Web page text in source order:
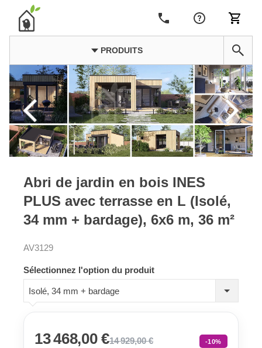
PRODUITS
Abri de jardin en bois INES
PLUS avec terrasse en L (Isolé,
34 mm + bardage), 6x6 m, 36 m²
AV3129
Sélectionnez l'option du produit
Isolé, 34 mm + bardage
13 468,00 €14 929,00 € -10%